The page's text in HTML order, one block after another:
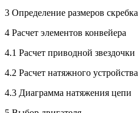
3 Определение размеров скребка
4 Расчет элементов конвейера
4.1 Расчет приводной звездочки
4.2 Расчет натяжного устройства
4.3 Диаграмма натяжения цепи